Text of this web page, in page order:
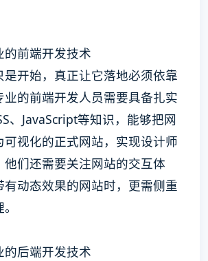
的前端开发技术
是开始，真正让它落地必须依靠
业的前端开发人员需要具备扎实
、JavaScript等知识，能够把网
可视化的正式网站，实现设计师
他们还需要关注网站的交互体
有动态效果的网站时，更需侧重
的后端开发技术